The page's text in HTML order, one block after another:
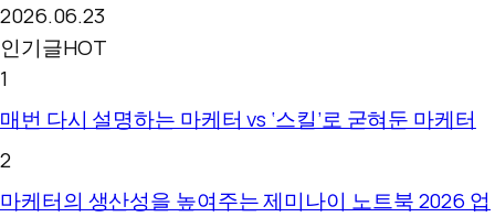
2026.06.23
인기글HOT
1
매번 다시 설명하는 마케터 vs ‘스킬’로 굳혀둔 마케터
2
마케터의 생산성을 높여주는 제미나이 노트북 2026 업